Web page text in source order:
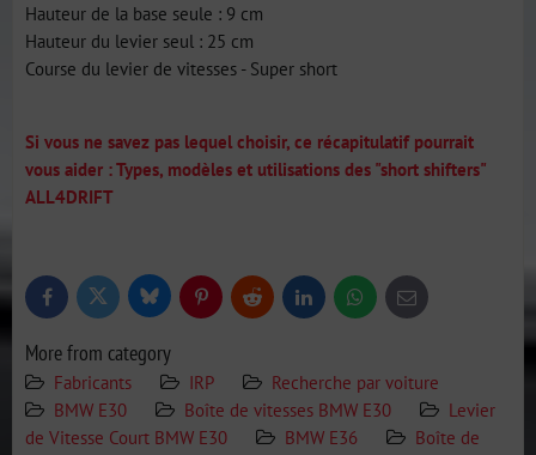
Hauteur de la base seule : 9 cm
Hauteur du levier seul : 25 cm
Course du levier de vitesses - Super short
Si vous ne savez pas lequel choisir, ce récapitulatif pourrait
vous aider : Types, modèles et utilisations des "short shifters"
ALL4DRIFT
FacebookTwitter BlueskyPinterestReddit LinkedInWhatsApp
E-
mail
More from category
Fabricants IRP
Recherche par voiture
BMW E30
Boîte de vitesses BMW E30
Levier
de Vitesse Court BMW E30
BMW E36
Boîte de